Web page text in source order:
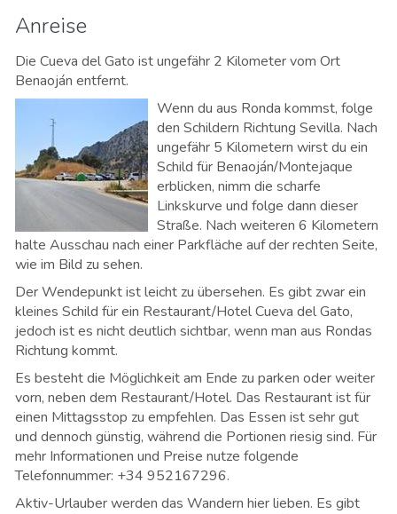
Anreise
Die Cueva del Gato ist ungefähr 2 Kilometer vom Ort
Benaoján entfernt.
Wenn du aus Ronda kommst, folge
den Schildern Richtung Sevilla. Nach
ungefähr 5 Kilometern wirst du ein
Schild für Benaoján/Montejaque
erblicken, nimm die scharfe
Linkskurve und folge dann dieser
Straße. Nach weiteren 6 Kilometern
halte Ausschau nach einer Parkfläche auf der rechten Seite,
wie im Bild zu sehen.
Der Wendepunkt ist leicht zu übersehen. Es gibt zwar ein
kleines Schild für ein Restaurant/Hotel Cueva del Gato,
jedoch ist es nicht deutlich sichtbar, wenn man aus Rondas
Richtung kommt.
Es besteht die Möglichkeit am Ende zu parken oder weiter
vorn, neben dem Restaurant/Hotel. Das Restaurant ist für
einen Mittagsstop zu empfehlen. Das Essen ist sehr gut
und dennoch günstig, während die Portionen riesig sind. Für
mehr Informationen und Preise nutze folgende
Telefonnummer: +34 952167296.
Aktiv-Urlauber werden das Wandern hier lieben. Es gibt